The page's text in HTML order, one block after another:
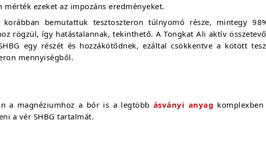
mérték ezeket az impozáns eredményeket.
bemutattuk tesztoszteron túlnyomó része, mintegy
rögzül, így hatástalannak, tekinthető. A Tongkat Ali aktív
egy részét és hozzákötődnek, ezáltal csökkentve a kötött
mennyiségből.
a magnéziumhoz a bór is a legtöbb ásványi anyag
a vér SHBG tartalmát.